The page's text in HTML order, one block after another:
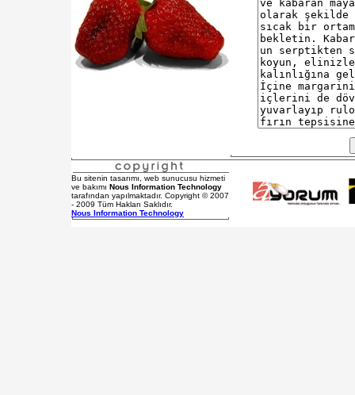
Bu sitenin tasarımı, web sunucusu hizmeti
ve bakımı Nous Information Technology
tarafından yapılmaktadır. Copyright © 2007
- 2009 Tüm Hakları Saklıdır.
Nous Information Technology